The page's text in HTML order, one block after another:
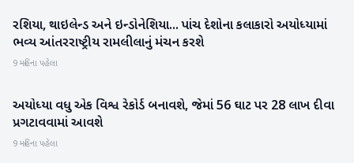
રાષ્ટ્રીય
રશિયા, થાઇલેન્ડ અને ઇન્ડોનેશિયા... પાંચ દેશોના કલાકારો અયોધ્યામાં
ભવ્ય આંતરરાષ્ટ્રીય રામલીલાનું મંચન કરશે
9 મહિના પહેલા
રાષ્ટ્રીય
અયોધ્યા વધુ એક વિશ્વ રેકોર્ડ બનાવશે, જેમાં 56 ઘાટ પર 28 લાખ દીવા
પ્રગટાવવામાં આવશે
9 મહિના પહેલા